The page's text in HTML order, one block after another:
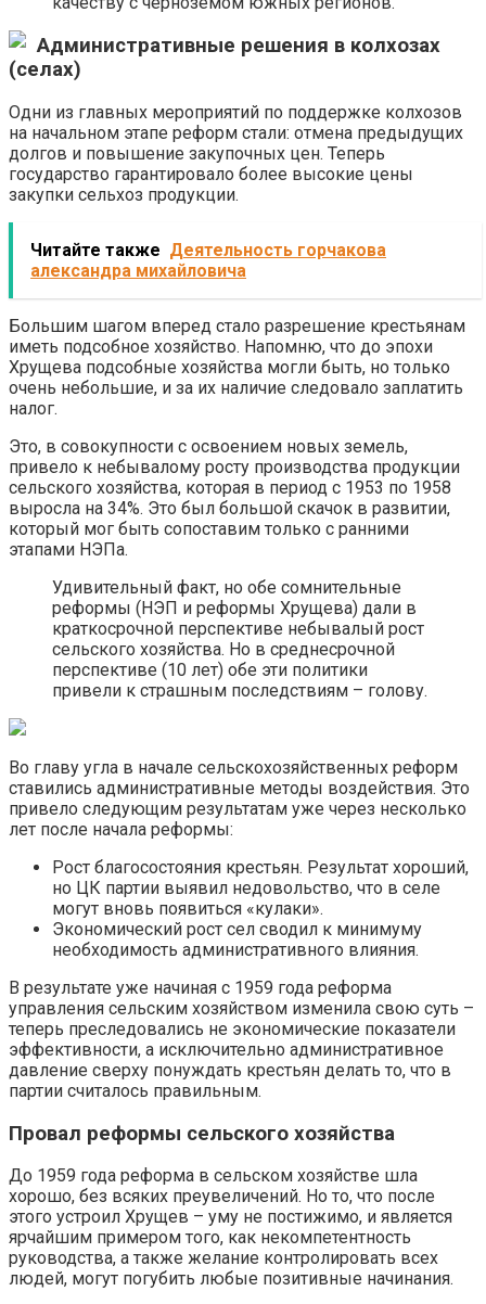
Административные решения в колхозах
(селах)
Одни из главных мероприятий по поддержке колхозов
на начальном этапе реформ стали: отмена предыдущих
долгов и повышение закупочных цен. Теперь
государство гарантировало более высокие цены
закупки сельхоз продукции.
Читайте также Деятельность горчакова
александра михайловича
Большим шагом вперед стало разрешение крестьянам
иметь подсобное хозяйство. Напомню, что до эпохи
Хрущева подсобные хозяйства могли быть, но только
очень небольшие, и за их наличие следовало заплатить
налог.
Это, в совокупности с освоением новых земель,
привело к небывалому росту производства продукции
сельского хозяйства, которая в период с 1953 по 1958
выросла на 34%. Это был большой скачок в развитии,
который мог быть сопоставим только с ранними
этапами НЭПа.
Удивительный факт, но обе сомнительные
реформы (НЭП и реформы Хрущева) дали в
краткосрочной перспективе небывалый рост
сельского хозяйства. Но в среднесрочной
перспективе (10 лет) обе эти политики
привели к страшным последствиям – голову.
Во главу угла в начале сельскохозяйственных реформ
ставились административные методы воздействия. Это
привело следующим результатам уже через несколько
лет после начала реформы:
Рост благосостояния крестьян. Результат хороший,
но ЦК партии выявил недовольство, что в селе
могут вновь появиться «кулаки».
Экономический рост сел сводил к минимуму
необходимость административного влияния.
В результате уже начиная с 1959 года реформа
управления сельским хозяйством изменила свою суть –
теперь преследовались не экономические показатели
эффективности, а исключительно административное
давление сверху понуждать крестьян делать то, что в
партии считалось правильным.
Провал реформы сельского хозяйства
До 1959 года реформа в сельском хозяйстве шла
хорошо, без всяких преувеличений. Но то, что после
этого устроил Хрущев – уму не постижимо, и является
ярчайшим примером того, как некомпетентность
руководства, а также желание контролировать всех
людей, могут погубить любые позитивные начинания.